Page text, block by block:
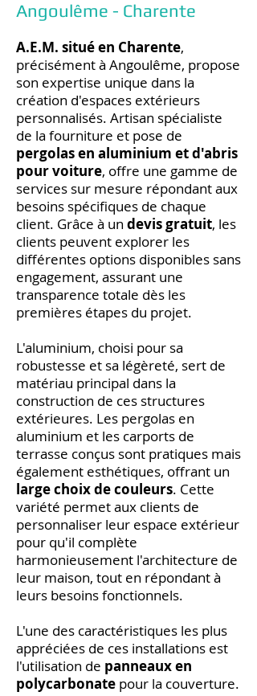
Angoulême - Charente
A.E.M. situé en Charente,
précisément à Angoulême, propose
son expertise unique dans la
création d'espaces extérieurs
personnalisés. Artisan spécialiste
de la fourniture et pose de
pergolas en aluminium et d'abris
pour voiture, offre une gamme de
services sur mesure répondant aux
besoins spécifiques de chaque
client. Grâce à un devis gratuit, les
clients peuvent explorer les
différentes options disponibles sans
engagement, assurant une
transparence totale dès les
premières étapes du projet.
L'aluminium, choisi pour sa
robustesse et sa légèreté, sert de
matériau principal dans la
construction de ces structures
extérieures. Les pergolas en
aluminium et les carports de
terrasse conçus sont pratiques mais
également esthétiques, offrant un
large choix de couleurs. Cette
variété permet aux clients de
personnaliser leur espace extérieur
pour qu'il complète
harmonieusement l'architecture de
leur maison, tout en répondant à
leurs besoins fonctionnels.
L'une des caractéristiques les plus
appréciées de ces installations est
l'utilisation de panneaux en
polycarbonate pour la couverture.